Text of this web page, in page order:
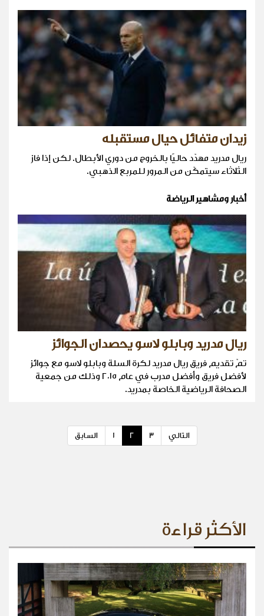
زيدان متفائل حيال مستقبله
ريال مدريد مهدّد حاليًا بالخروج من دوري الأبطال. لكن إذا فاز
الثلاثاء سيتمكّن من المرور للمربع الذهبي.
أخبار ومشاهير الرياضة
ريال مدريد وبابلو لاسو يحصدان الجوائز
تمّ تقديم فريق ريال مدريد لكرة السلة وبابلو لاسو مع جوائز
لأفضل فريق وأفضل مدرب في عام ٢٠١٥ وذلك من جمعية
الصحافة الرياضية الخاصة بمدريد.
السابق 1 2 3 التالي
الأكثر قراءة